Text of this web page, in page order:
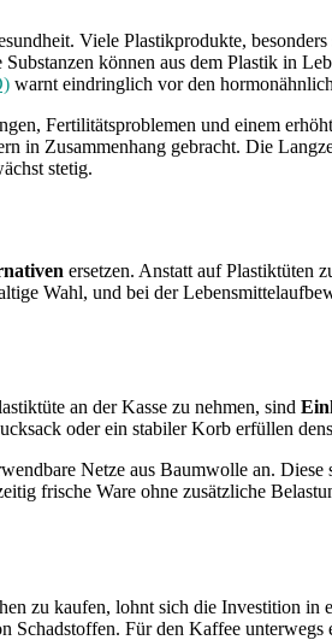
Viele Plastikprodukte,
Substanzen können aus dem Plastik in
warnt eindringlich vor den
Fertilitätsproblemen und einem
in Zusammenhang gebracht. Die
stetig.
ersetzen. Anstatt auf Plastiktüten
Wahl, und bei der
an der Kasse zu nehmen, sind
oder ein stabiler Korb erfüllen
Netze aus Baumwolle an.
frische Ware ohne zusätzliche
zu kaufen, lohnt sich die Investition in
Für den Kaffee